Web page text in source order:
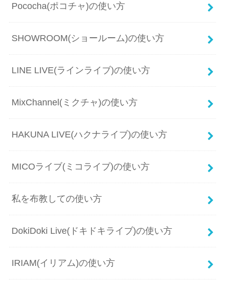
Pococha(ポコチャ)の使い方
SHOWROOM(ショールーム)の使い方
LINE LIVE(ラインライブ)の使い方
MixChannel(ミクチャ)の使い方
HAKUNA LIVE(ハクナライブ)の使い方
MICOライブ(ミコライブ)の使い方
私を布教しての使い方
DokiDoki Live(ドキドキライブ)の使い方
IRIAM(イリアム)の使い方